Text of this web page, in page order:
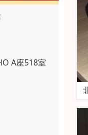
A座518室